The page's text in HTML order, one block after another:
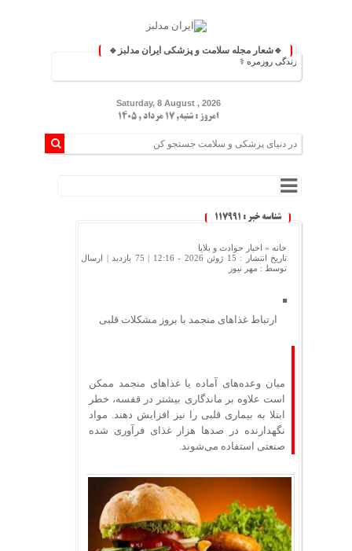
🔹شعار مجله سلامت و پزشکی ایران مدلبز🔹
و زندگی روزمره ⚕️
Saturday, 8 August , 2026
امروز : شنبه, ۱۷ مرداد , ۱۴۰۵
شناسه خبر : 117991
خانه » اخبار حوادث و بلایا
تاریخ انتشار : 15 ژوئن 2026 - 12:16 |
75 بازدید
| ارسال
توسط : مهر نیوز
ارتباط غذاهای منجمد با بروز مشکلات قلبی
میان وعده‌های آماده یا غذاهای منجمد ممکن
است علاوه بر ماندگاری بیشتر در قفسه، خطر
ابتلا به بیماری قلبی را نیز افزایش دهند. مواد
نگهدارنده در صدها هزار غذای فرآوری شده
صنعتی استفاده می‌شوند.